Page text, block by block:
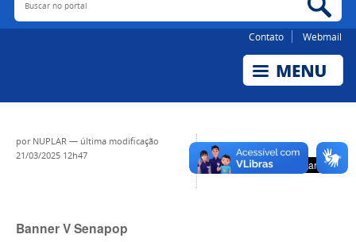
Contato Webmail
por NUPLAR — última modificação
21/03/2025 12h47
Banner V Senapop